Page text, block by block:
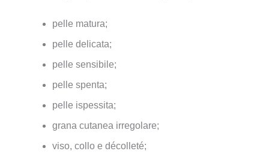
pelle matura;
pelle delicata;
pelle sensibile;
pelle spenta;
pelle ispessita;
grana cutanea irregolare;
viso, collo e décolleté;